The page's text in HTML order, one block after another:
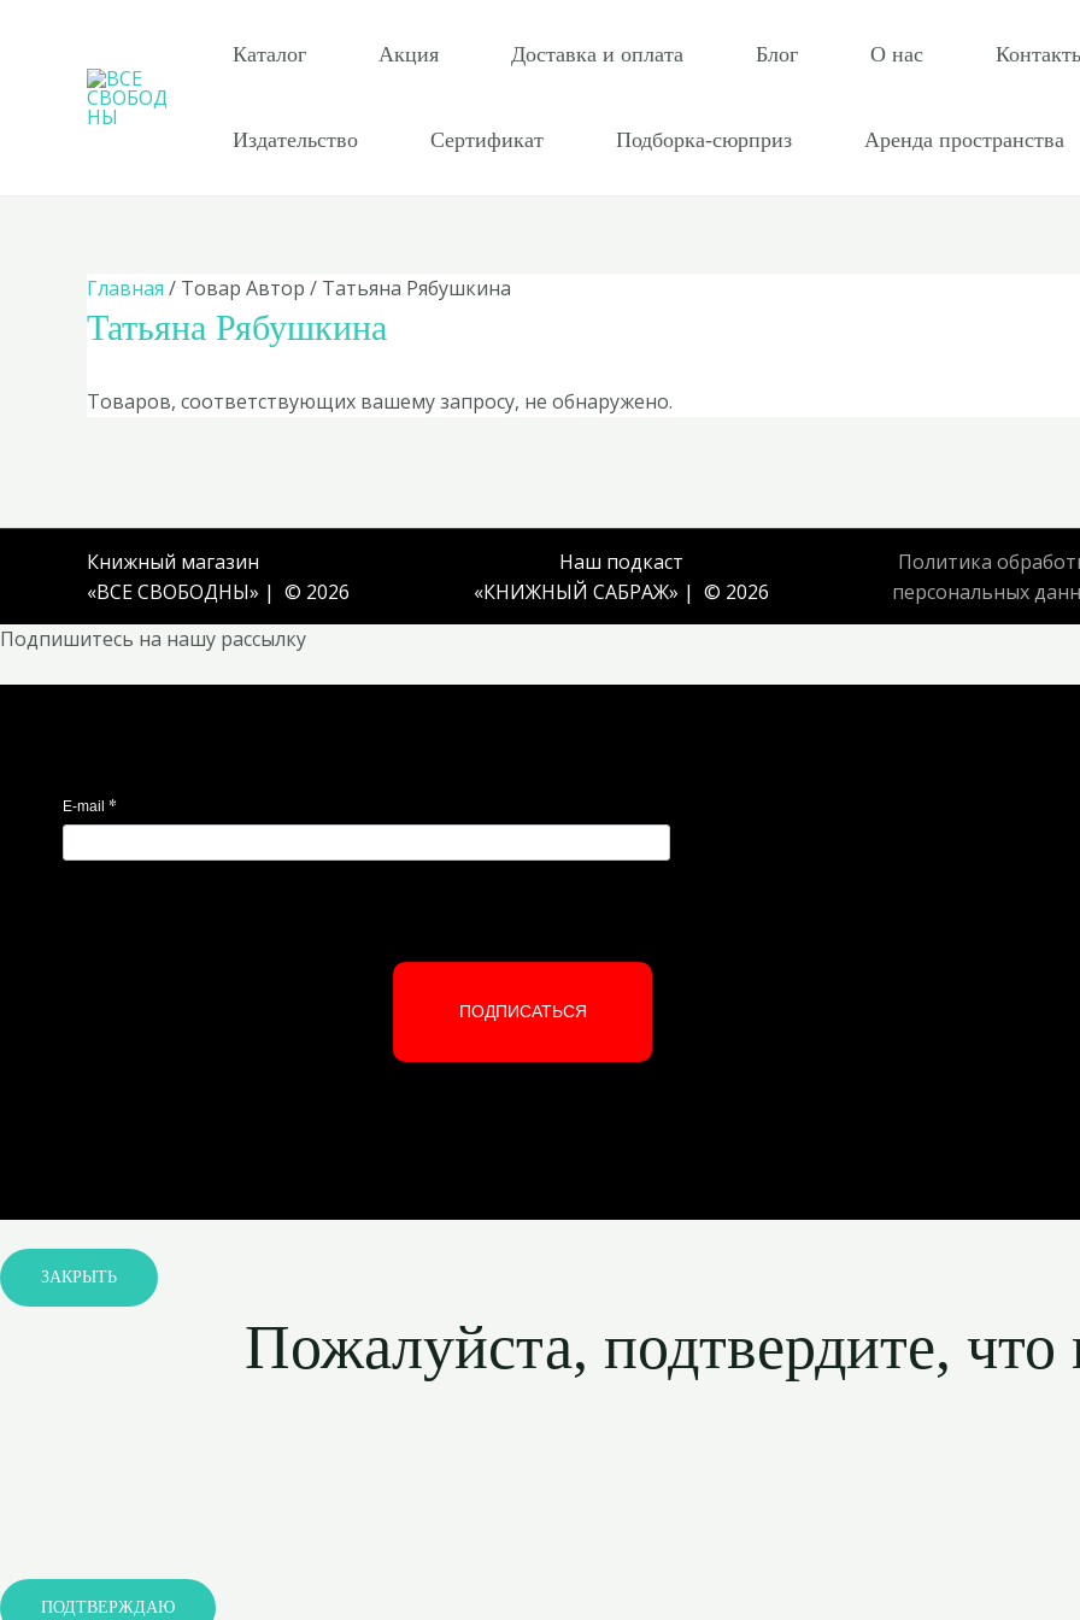
содержимому
Каталог Акция Доставка и оплата Блог О нас
Издательство Сертификат Подборка-сюрприз Аренда пространства
Главная / Товар Автор / Татьяна Рябушкина
Татьяна Рябушкина
Товаров, соответствующих вашему запросу, не обнаружено.
Книжный магазин
«ВСЕ СВОБОДНЫ» | © 2026
Наш подкаст
«КНИЖНЫЙ САБРАЖ» | © 2026
Политика
персональных
Подпишитесь на нашу рассылку
E-mail *
ПОДПИСАТЬСЯ
ЗАКРЫТЬ
Пожалуйста, подтвердите, что
ПОДТВЕРЖДАЮ